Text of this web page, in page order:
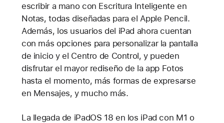
escribir a mano con Escritura Inteligente en
Notas, todas diseñadas para el Apple Pencil.
Además, los usuarios del iPad ahora cuentan
con más opciones para personalizar la pantalla
de inicio y el Centro de Control, y pueden
disfrutar el mayor rediseño de la app Fotos
hasta el momento, más formas de expresarse
en Mensajes, y mucho más.
La llegada de iPadOS 18 en los iPad con M1 o